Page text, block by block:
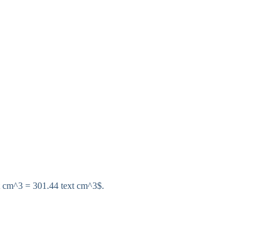
= 301.44 text cm^3$.